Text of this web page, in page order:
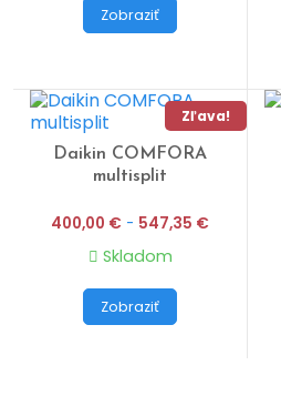
Zobraziť
Zľava!
Daikin COMFORA
multisplit
400,00 € - 547,35 €
Skladom
Zobraziť